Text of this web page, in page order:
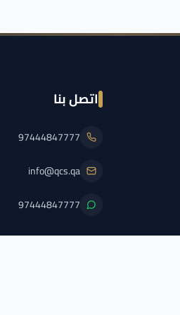
اتصل بنا
97444847777
info@qcs.qa
97444847777